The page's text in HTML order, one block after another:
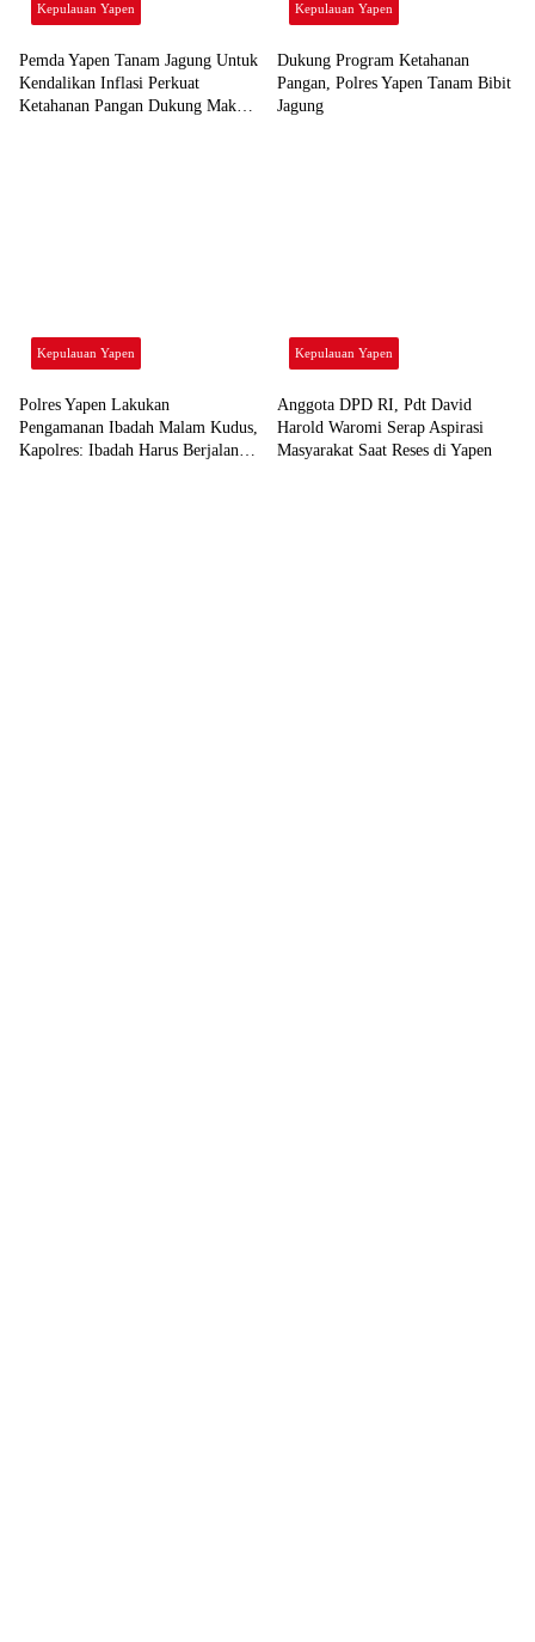
Kepulauan Yapen
Pemda Yapen Tanam Jagung Untuk
Kendalikan Inflasi Perkuat
Ketahanan Pangan Dukung Makan
Kepulauan Yapen
Dukung Program Ketahanan
Pangan, Polres Yapen Tanam Bibit
Jagung
Kepulauan Yapen
Polres Yapen Lakukan
Pengamanan Ibadah Malam Kudus,
Kapolres: Ibadah Harus Berjalan
Kepulauan Yapen
Anggota DPD RI, Pdt David
Harold Waromi Serap Aspirasi
Masyarakat Saat Reses di Yapen